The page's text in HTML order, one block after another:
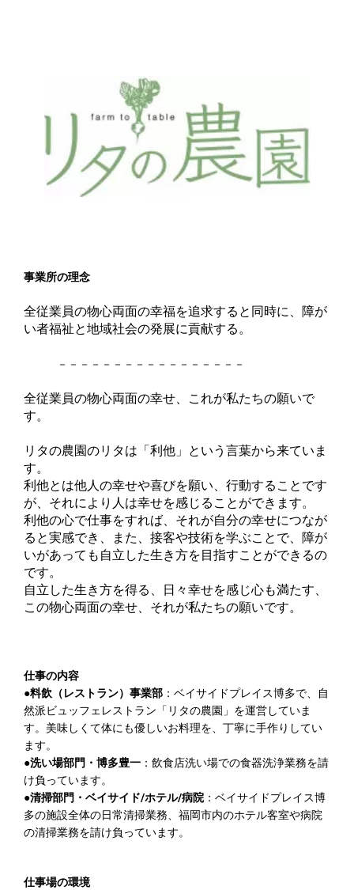
事業所の理念
全従業員の物心両面の幸福を追求すると同時に、障が
い者福祉と地域社会の発展に貢献する。
－－－－－－－－－－－－－－－－－
全従業員の物心両面の幸せ、これが私たちの願いで
す。
リタの農園のリタは「利他」という言葉から来ていま
す。
利他とは他人の幸せや喜びを願い、行動することです
が、それにより人は幸せを感じることができます。
利他の心で仕事をすれば、それが自分の幸せにつなが
ると実感でき、また、接客や技術を学ぶことで、障が
いがあっても自立した生き方を目指すことができるの
です。
自立した生き方を得る、日々幸せを感じ心も満たす、
この物心両面の幸せ、それが私たちの願いです。
仕事の内容
●料飲（レストラン）事業部 ：ベイサイドプレイス博多で、自
然派ビュッフェレストラン「リタの農園」を運営していま
す。美味しくて体にも優しいお料理を、丁寧に手作りしてい
ます。
●洗い場部門・博多豊一 ：飲食店洗い場での食器洗浄業務を請
け負っています。
●清掃部門・ベイサイド/ホテル/病院：ベイサイドプレイス博
多の施設全体の日常清掃業務、福岡市内のホテル客室や病院
の清掃業務を請け負っています。
仕事場の環境